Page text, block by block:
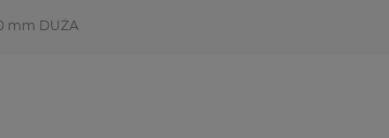
mm DUŻA